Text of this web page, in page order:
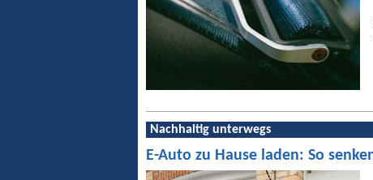
Nachhaltig unterwegs
E-Auto zu Hause laden: So